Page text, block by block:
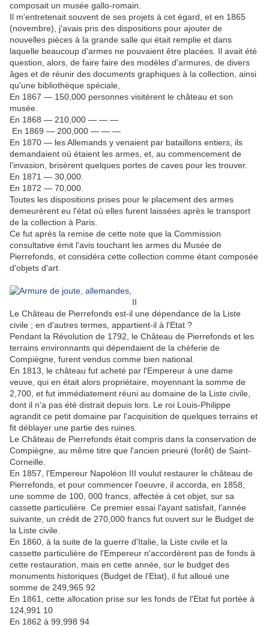
composait un musée gallo-romain.
Il m'entretenait souvent de ses projets à cet égard, et en 1865
(novembre), j'avais pris des dispositions pour ajouter de
nouvelles pièces à la grande salle qui était remplie et dans
laquelle beaucoup d'armes ne pouvaient être placées. Il avait été
question, alors, de faire faire des modèles d'armures, de divers
âges et de réunir des documents graphiques à la collection, ainsi
qu'une bibliothèque spéciale,
En 1867 — 150,000 personnes visitèrent le château et son
musée.
En 1868 — 210,000 — — —
En 1869 — 200,000 — — —
En 1870 — les Allemands y venaient par bataillons entiers, ils
demandaient où étaient les armes, et, au commencement de
l'invasion, brisèrent quelques portes de caves pour les trouver.
En 1871 — 30,000.
En 1872 — 70,000.
Toutes les dispositions prises pour le placement des armes
demeurèrent eu l'état où elles furent laissées après le transport
de la collection à Paris.
Ce fut après la remise de cette note que la Commission
consultative émit l'avis touchant les armes du Musée de
Pierrefonds, et considéra cette collection comme étant composée
d'objets d'art.
II
Le Château de Pierrefonds est-il une dépendance de la Liste
civile ; en d'autres termes, appartient-il à l'Etat ?
Pendant la Révolution de 1792, le Château de Pierrefonds et les
terrains environnants qui dépendaient de la chèferie de
Compiègne, furent vendus comme bien national.
En 1813, le château fut acheté par l'Empereur à une dame
veuve, qui en était alors propriétaire, moyennant la somme de
2,700, et fut immédiatement réuni au domaine de la Liste civile,
dont il n'a pas été distrait depuis lors. Le roi Louis-Philippe
agrandit ce petit domaine par l'acquisition de quelques terrains et
fit déblayer une partie des ruines.
Le Château de Pierrefonds était compris dans la conservation de
Compiègne, au même titre que l'ancien prieuré (forêt) de Saint-
Corneille.
En 1857, l'Empereur Napoléon III voulut restaurer le château de
Pierrefonds, et pour commencer l'oeuvre, il accorda, en 1858,
une somme de 100, 000 francs, affectée à cet objet, sur sa
cassette particulière. Ce premier essai l'ayant satisfait, l'année
suivante, un crédit de 270,000 francs fut ouvert sur le Budget de
la Liste civile.
En 1860, à la suite de la guerre d'Italie, la Liste civile et la
cassette particulière de l'Empereur n'accordèrent pas de fonds à
cette restauration, mais en cette année, sur le budget des
monuments historiques (Budget de l'Etat), il fut alloué une
somme de 249,965 92
En 1861, cette allocation prise sur les fonds de l'Etat fut portée à
124,991 10
En 1862 à 99,998 94